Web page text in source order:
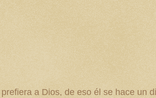
a Dios, de eso él se hace un